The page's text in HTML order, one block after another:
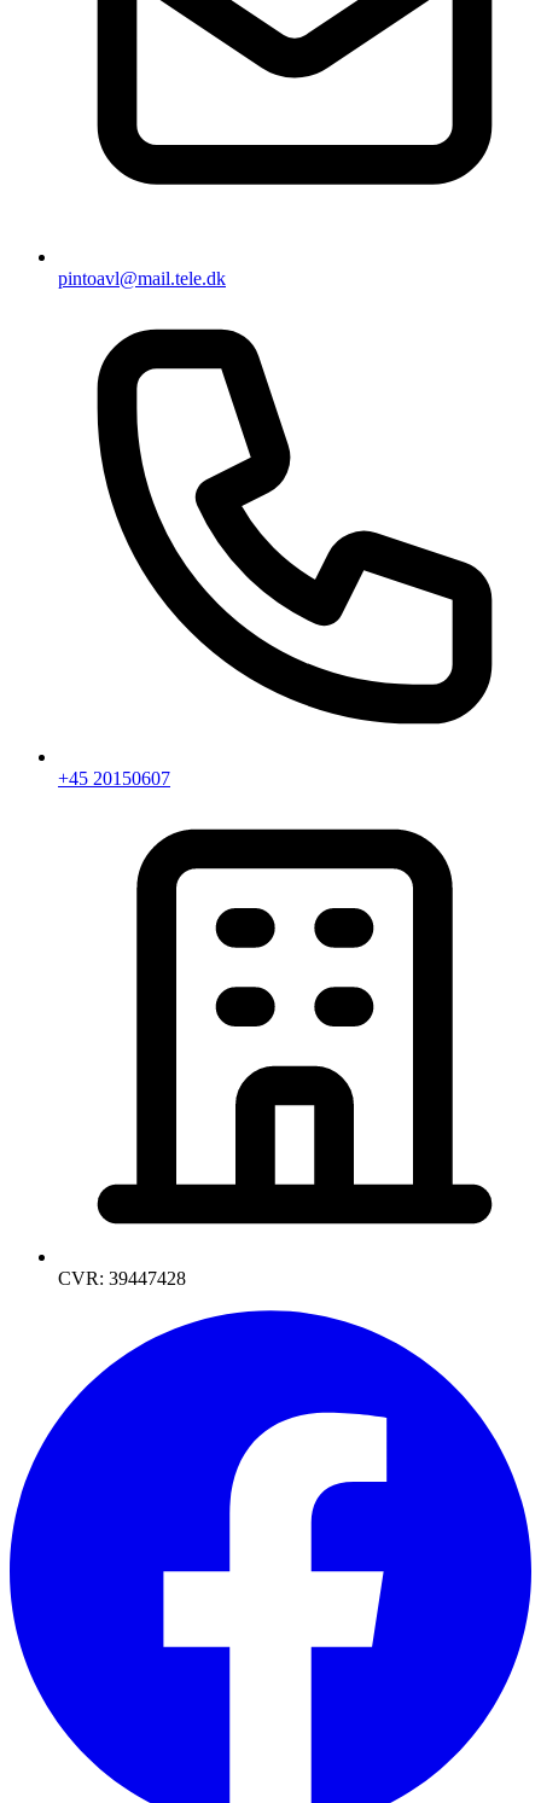
pintoavl@mail.tele.dk
+45 20150607
CVR: 39447428